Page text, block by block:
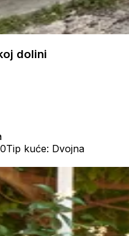
dolini
Tip kuće: Dvojna